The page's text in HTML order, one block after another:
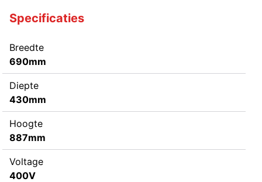
Specificaties
Breedte
690mm
Diepte
430mm
Hoogte
887mm
Voltage
400V